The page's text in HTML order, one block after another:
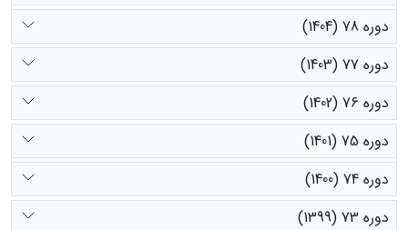
دوره 78 (1404)
دوره 77 (1403)
دوره 76 (1402)
دوره 75 (1401)
دوره 74 (1400)
دوره 73 (1399)